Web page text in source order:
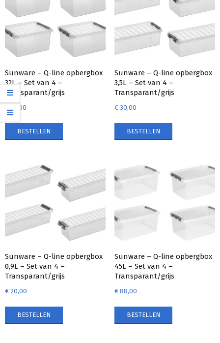
Sunware – Q-line opbergbox
32L – Set van 4 –
Transparant/grijs
78,00
BESTELLEN
Sunware – Q-line opbergbox
3,5L – Set van 4 –
Transparant/grijs
€30,00
BESTELLEN
Sunware – Q-line opbergbox
0,9L – Set van 4 –
Transparant/grijs
€ 20,00
BESTELLEN
Sunware – Q-line opbergbox
45L – Set van 4 –
Transparant/grijs
€88,00
BESTELLEN